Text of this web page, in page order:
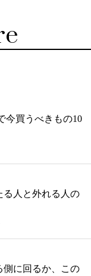
今買うべきもの10
る人と外れる人の
側に回るか、この